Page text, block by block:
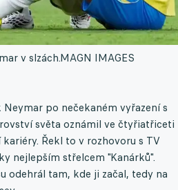
v slzách.MAGN IMAGES
po nečekaném vyřazení s
světa oznámil ve čtyřiatřiceti
Řekl to v rozhovoru s TV
nejlepším střelcem "Kanárků".
odehrál tam, kde ji začal, tedy na